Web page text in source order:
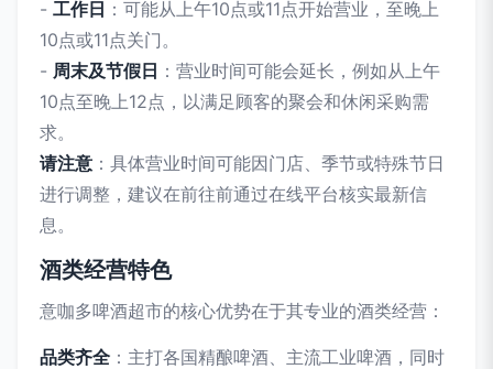
- 工作日 ：可能从上午10点或11点开始营业，至晚上
10点或11点关门。
- 周末及节假日 ：营业时间可能会延长，例如从上午
10点至晚上12点，以满足顾客的聚会和休闲采购需
求。
请注意 ：具体营业时间可能因门店、季节或特殊节日
进行调整，建议在前往前通过在线平台核实最新信
息。
酒类经营特色
意咖多啤酒超市的核心优势在于其专业的酒类经营：
品类齐全 ：主打各国精酿啤酒、主流工业啤酒，同时